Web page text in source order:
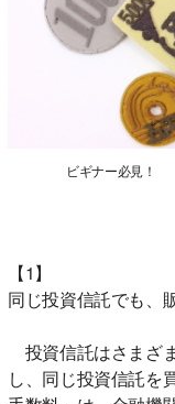
ビギナー必見！
【1】
同じ投資信託でも、
投資信託はさまざ
し、同じ投資信託を